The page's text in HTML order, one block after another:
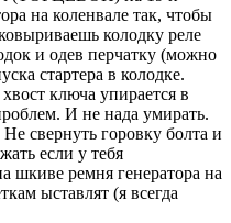
на коленвале так, чтобы
колодку реле
и одев перчатку (можно
стартера в колодке.
ключа упирается в
И не нада умирать.
свернуть горовку болта и
если у тебя
шкиве ремня генератора на
ыставлят (я всегда